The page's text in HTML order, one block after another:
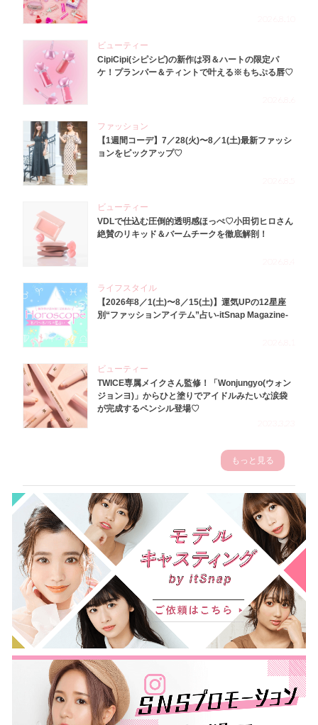
ビューティー
CipiCipi(シピシピ)の新作は羽＆ハートの限定パ
ケ！プランパー＆ティントで叶える※もちぷる唇♡
ファッション
【1週間コーデ】7／28(火)〜8／1(土)最新ファッシ
ョンをピックアップ♡
ビューティー
VDLで仕込む圧倒的透明感ほっぺ♡小田切ヒロさん
絶賛のリキッド＆バームチークを徹底解剖！
ライフスタイル
【2026年8／1(土)〜8／15(土)】運気UPの12星座
別“ファッションアイテム”占い-itSnap Magazine-
ビューティー
TWICE専属メイクさん監修！「Wonjungyo(ウォン
ジョンヨ)」からひと塗りでアイドルみたいな涙袋
が完成するペンシル登場♡
もっと見る